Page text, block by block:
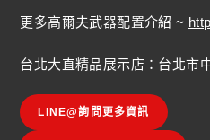
更多高爾夫武器配置介紹 ~
台北大直精品展示店：台北市
LINE@詢問更多資訊